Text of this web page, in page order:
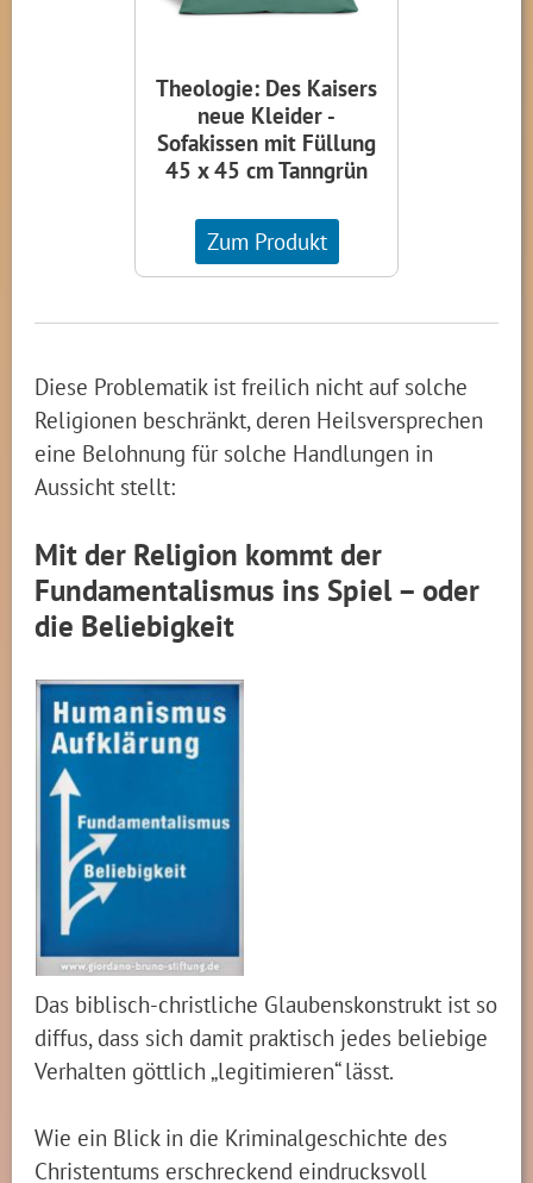
Theologie: Des Kaisers
neue Kleider -
Sofakissen mit Füllung
45 x 45 cm Tanngrün
Zum Produkt
Diese Problematik ist freilich nicht auf solche
Religionen beschränkt, deren Heilsversprechen
eine Belohnung für solche Handlungen in
Aussicht stellt:
Mit der Religion kommt der
Fundamentalismus ins Spiel – oder
die Beliebigkeit
Das biblisch-christliche Glaubenskonstrukt ist so
diffus, dass sich damit praktisch jedes beliebige
Verhalten göttlich „legitimieren“ lässt.
Wie ein Blick in die Kriminalgeschichte des
Christentums erschreckend eindrucksvoll